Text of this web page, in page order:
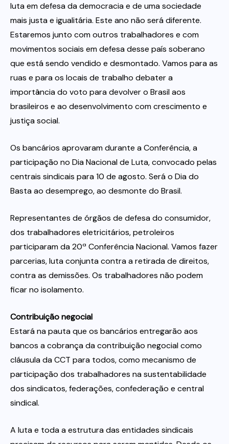
luta em defesa da democracia e de uma sociedade
mais justa e igualitária. Este ano não será diferente.
Estaremos junto com outros trabalhadores e com
movimentos sociais em defesa desse país soberano
que está sendo vendido e desmontado. Vamos para as
ruas e para os locais de trabalho debater a
importância do voto para devolver o Brasil aos
brasileiros e ao desenvolvimento com crescimento e
justiça social.
Os bancários aprovaram durante a Conferência, a
participação no Dia Nacional de Luta, convocado pelas
centrais sindicais para 10 de agosto. Será o Dia do
Basta ao desemprego, ao desmonte do Brasil.
Representantes de órgãos de defesa do consumidor,
dos trabalhadores eletricitários, petroleiros
participaram da 20ª Conferência Nacional. Vamos fazer
parcerias, luta conjunta contra a retirada de direitos,
contra as demissões. Os trabalhadores não podem
ficar no isolamento.
Contribuição negocial
Estará na pauta que os bancários entregarão aos
bancos a cobrança da contribuição negocial como
cláusula da CCT para todos, como mecanismo de
participação dos trabalhadores na sustentabilidade
dos sindicatos, federações, confederação e central
sindical.
A luta e toda a estrutura das entidades sindicais